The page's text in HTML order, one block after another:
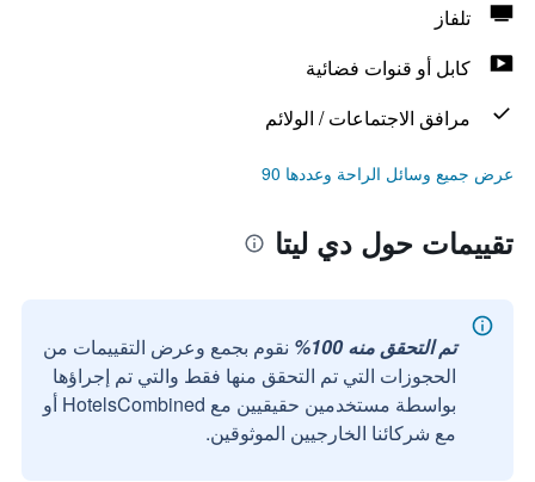
تلفاز
كابل أو قنوات فضائية
مرافق الاجتماعات / الولائم
عرض جميع وسائل الراحة وعددها 90
تقييمات حول دي ليتا
تم التحقق منه 100%
نقوم بجمع وعرض التقييمات من
الحجوزات التي تم التحقق منها فقط والتي تم إجراؤها
بواسطة مستخدمين حقيقيين مع HotelsCombined أو
مع شركائنا الخارجيين الموثوقين.